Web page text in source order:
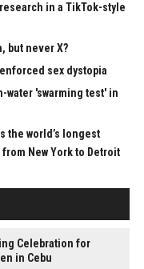
in a TikTok-style
but never X?
sex dystopia
water 'swarming test' in
the world’s longest
New York to Detroit
Celebration for
in Cebu